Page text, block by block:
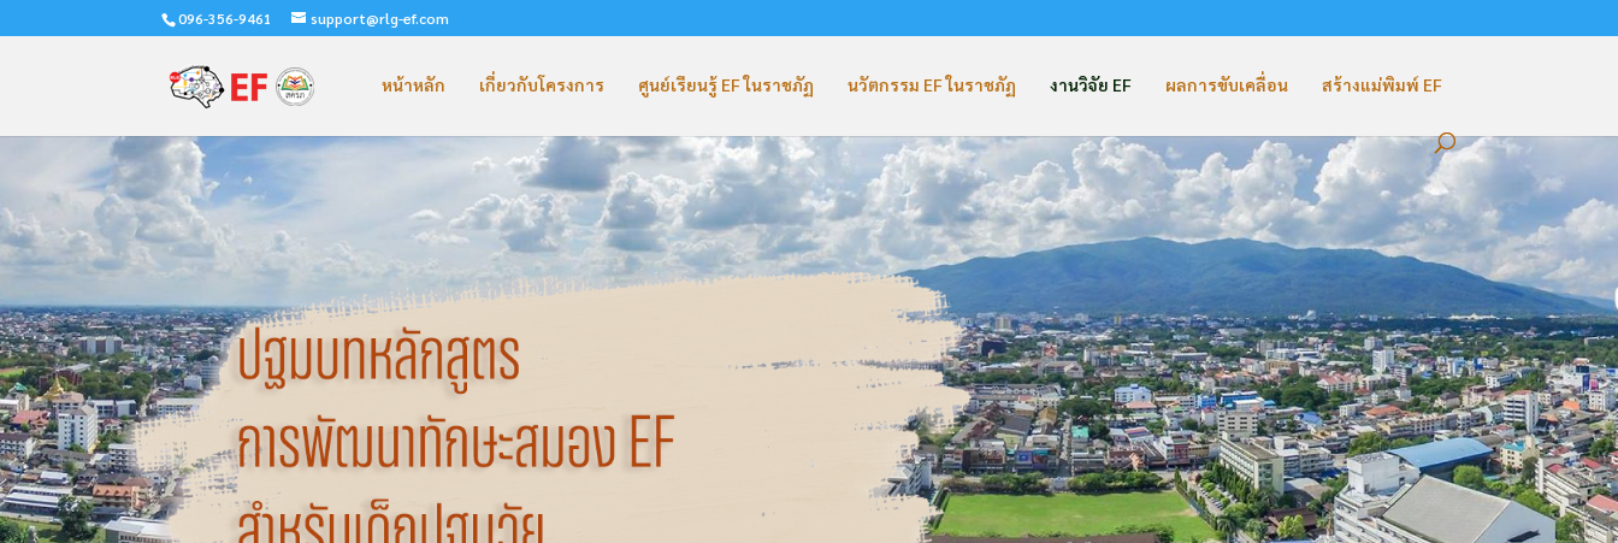
096-356-9461 support@rlg-ef.com
หน้าหลัก เกี่ยวกับโครงการ ศูนย์เรียนรู้ EF ในราชภัฏ นวัตกรรม EF ในราชภัฏ งานวิจัย EF ผลการขับเคลื่อน สร้างแม่พิมพ์ EF